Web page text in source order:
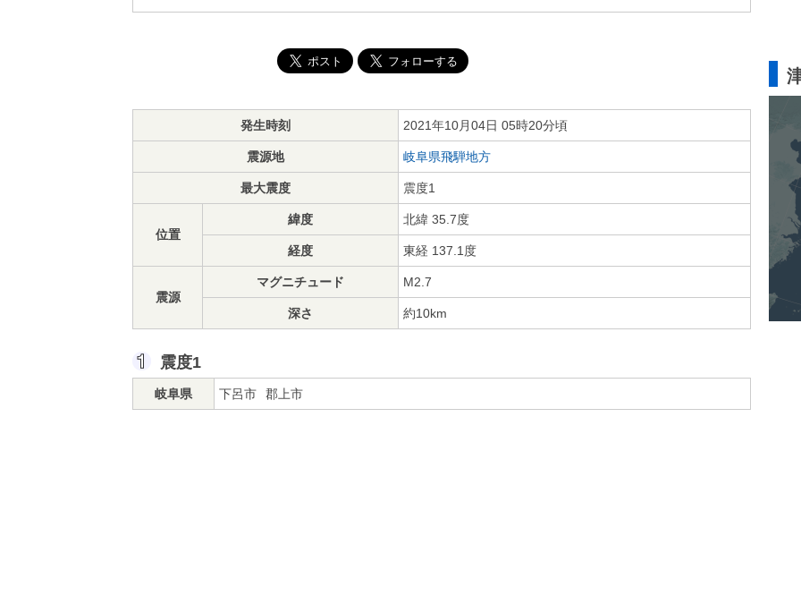
発生時刻 2021年10月04日 05時20分頃
震源地 岐阜県飛騨地方
最大震度 震度1
位置
緯度 北緯 35.7度
経度 東経 137.1度
震源
マグニチュード M2.7
深さ 約10km
震度1
岐阜県 下呂市 郡上市